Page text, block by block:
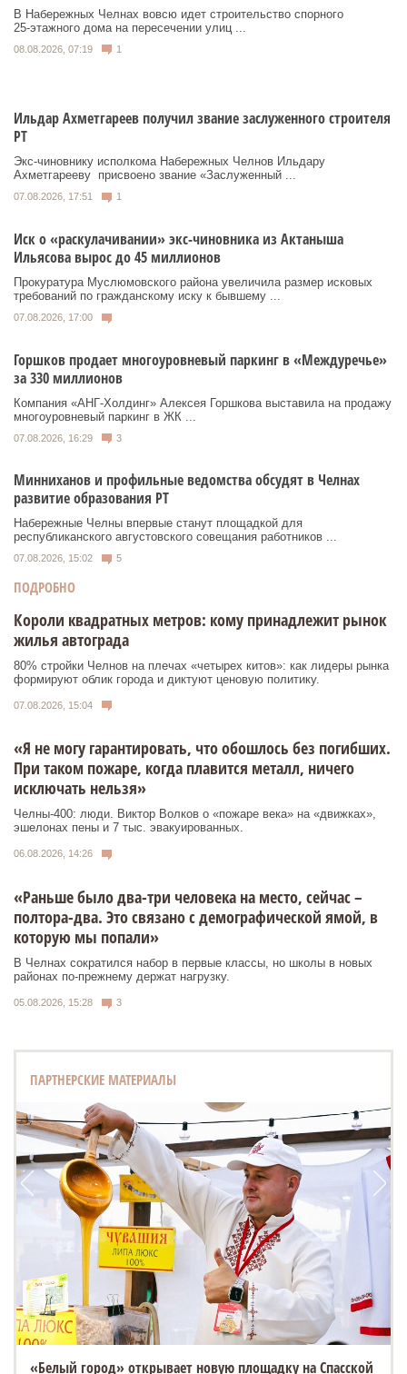
В Набережных Челнах вовсю идет строительство спорного
25‑этажного дома на пересечении улиц ...
08.08.2026, 07:19 1
Ильдар Ахметгареев получил звание заслуженного строителя
РТ
Экс‑чиновнику исполкома Набережных Челнов Ильдару
Ахметгарееву присвоено звание «Заслуженный ...
07.08.2026, 17:51 1
Иск о «раскулачивании» экс-чиновника из Актаныша
Ильясова вырос до 45 миллионов
Прокуратура Муслюмовского района увеличила размер исковых
требований по гражданскому иску к бывшему ...
07.08.2026, 17:00
Горшков продает многоуровневый паркинг в «Междуречье»
за 330 миллионов
Компания «АНГ-Холдинг» Алексея Горшкова выставила на продажу
многоуровневый паркинг в ЖК ...
07.08.2026, 16:29 3
Минниханов и профильные ведомства обсудят в Челнах
развитие образования РТ
Набережные Челны впервые станут площадкой для
республиканского августовского совещания работников ...
07.08.2026, 15:02 5
ПОДРОБНО
Короли квадратных метров: кому принадлежит рынок
жилья автограда
80% стройки Челнов на плечах «четырех китов»: как лидеры рынка
формируют облик города и диктуют ценовую политику.
07.08.2026, 15:04
«Я не могу гарантировать, что обошлось без погибших.
При таком пожаре, когда плавится металл, ничего
исключать нельзя»
Челны-400: люди. Виктор Волков о «пожаре века» на «движках»,
эшелонах пены и 7 тыс. эвакуированных.
06.08.2026, 14:26
«Раньше было два-три человека на место, сейчас –
полтора-два. Это связано с демографической ямой, в
которую мы попали»
В Челнах сократился набор в первые классы, но школы в новых
районах по-прежнему держат нагрузку.
05.08.2026, 15:28 3
ПАРТНЕРСКИЕ МАТЕРИАЛЫ
«Белый город» открывает новую площадку на Спасской